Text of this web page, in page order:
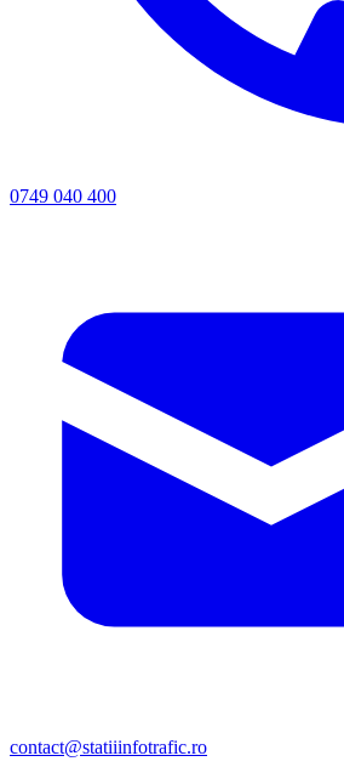
0749 040 400
contact@statiiinfotrafic.ro